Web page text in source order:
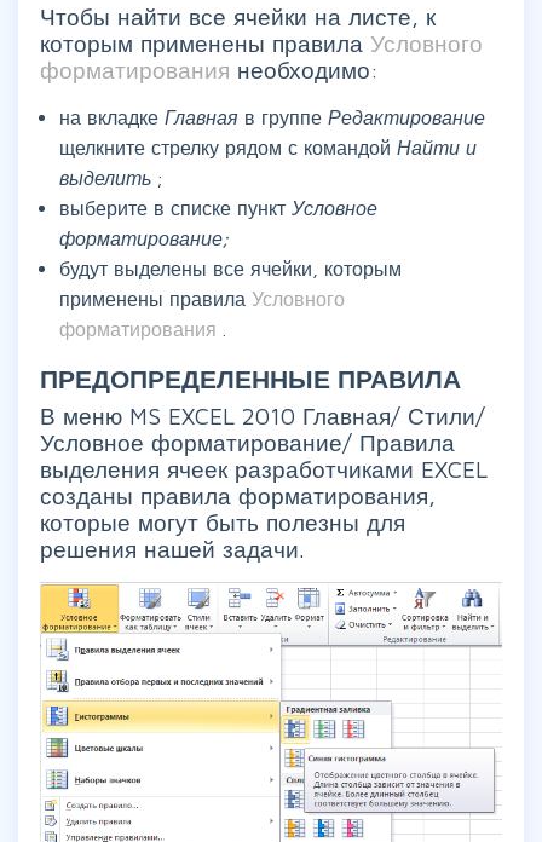
Чтобы найти все ячейки на листе, к
которым применены правила Условного
форматирования необходимо:
на вкладке Главная в группе Редактирование
щелкните стрелку рядом с командой Найти и
выделить ;
выберите в списке пункт Условное
форматирование;
будут выделены все ячейки, которым
применены правила Условного
форматирования
ПРЕДОПРЕДЕЛЕННЫЕ ПРАВИЛА
В меню MS EXCEL 2010 Главная/ Стили/
Условное форматирование/ Правила
выделения ячеек разработчиками EXCEL
созданы правила форматирования,
которые могут быть полезны для
решения нашей задачи.